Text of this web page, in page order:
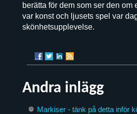
berätta för dem som ser den om
var konst och ljusets spel var
skönhetsupplevelse.
Andra inlägg
Markiser - tänk på detta inför